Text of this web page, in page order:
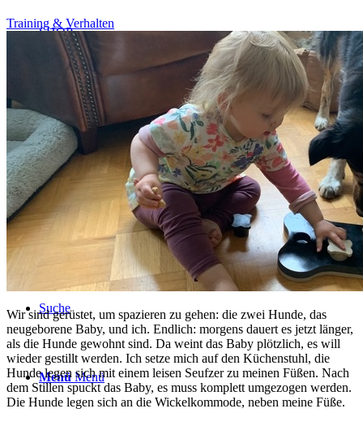
SHOP
TERMINE
ÜBER UNS
Suche
Menü Menü
Training & Verhalten
Wir sind gerüstet, um spazieren zu gehen: die zwei Hunde, das
neugeborene Baby, und ich. Endlich: morgens dauert es jetzt länger,
als die Hunde gewohnt sind. Da weint das Baby plötzlich, es will
wieder gestillt werden. Ich setze mich auf den Küchenstuhl, die
Hunde legen sich mit einem leisen Seufzer zu meinen Füßen. Nach
dem Stillen spuckt das Baby, es muss komplett umgezogen werden.
Die Hunde legen sich an die Wickelkommode, neben meine Füße.